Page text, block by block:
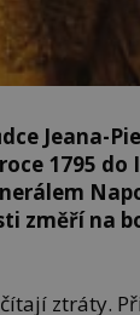
Jeana-
1795
změří na
ztráty.